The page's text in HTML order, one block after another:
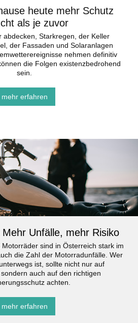
heute mehr Schutz
als je zuvor
abdecken, Starkregen, der Keller
der Fassaden und Solaranlagen
nehmen definitiv
die Folgen existenzbedrohend
sein.
mehr erfahren
Unfälle, mehr Risiko
sind in Österreich stark im
die Zahl der Motorradunfälle. Wer
ist, sollte nicht nur auf
auch auf den richtigen
achten.
mehr erfahren